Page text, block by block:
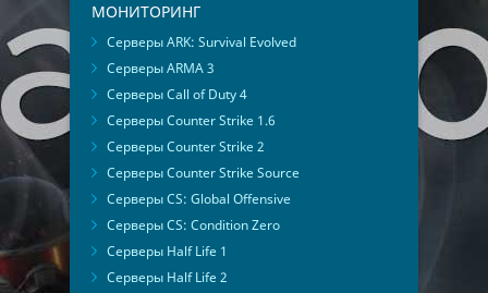
МОНИТОРИНГ
Серверы ARK: Survival Evolved
Серверы ARMA 3
Серверы Call of Duty 4
Серверы Counter Strike 1.6
Серверы Counter Strike 2
Серверы Counter Strike Source
Серверы CS: Global Offensive
Серверы CS: Condition Zero
Серверы Half Life 1
Серверы Half Life 2